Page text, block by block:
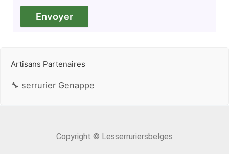
Artisans Partenaires
🔧 serrurier Genappe
Copyright © Lesserruriersbelges